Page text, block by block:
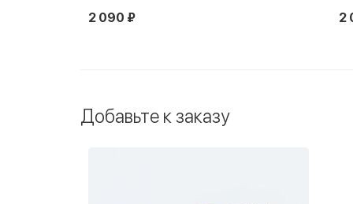
2 090 ₽
2
Добавьте к заказу